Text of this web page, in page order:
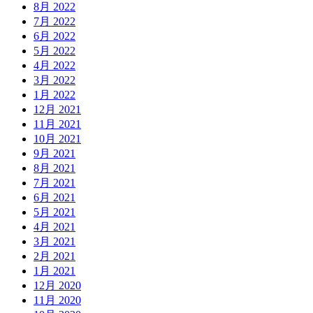
8月 2022
7月 2022
6月 2022
5月 2022
4月 2022
3月 2022
1月 2022
12月 2021
11月 2021
10月 2021
9月 2021
8月 2021
7月 2021
6月 2021
5月 2021
4月 2021
3月 2021
2月 2021
1月 2021
12月 2020
11月 2020